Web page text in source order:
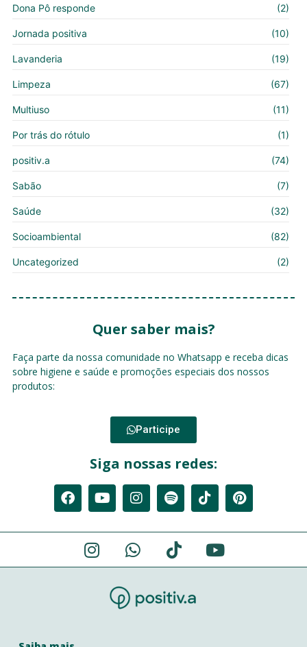
Dona Pô responde (2)
Jornada positiva (10)
Lavanderia (19)
Limpeza (67)
Multiuso (11)
Por trás do rótulo (1)
positiv.a (74)
Sabão (7)
Saúde (32)
Socioambiental (82)
Uncategorized (2)
Quer saber mais?
Faça parte da nossa comunidade no Whatsapp e receba dicas
sobre higiene e saúde e promoções especiais dos nossos
produtos:
Participe
Siga nossas redes: